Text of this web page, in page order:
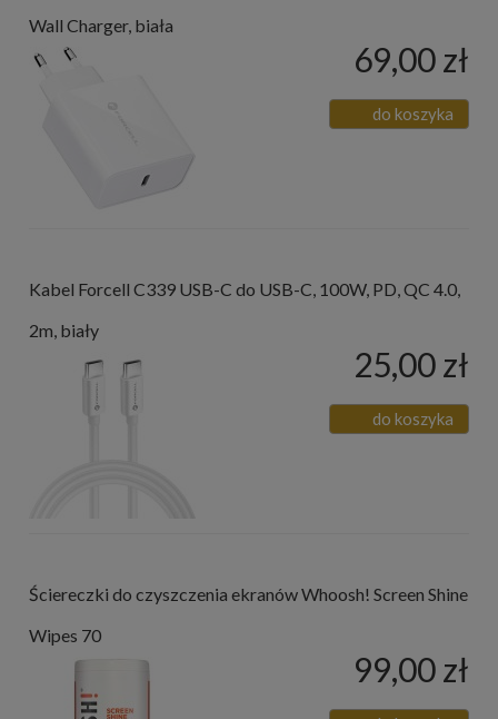
Wall Charger, biała
69,00 zł
do koszyka
Kabel Forcell C339 USB-C do USB-C, 100W, PD, QC 4.0,
2m, biały
25,00 zł
do koszyka
Ściereczki do czyszczenia ekranów Whoosh! Screen Shine
Wipes 70
99,00 zł